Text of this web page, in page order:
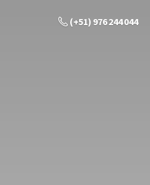
(+51) 976 244 044